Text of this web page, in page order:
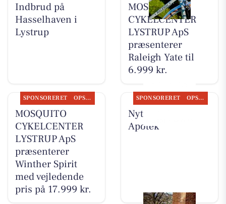
Indbrud på
Hasselhaven i
Lystrup
MOSQUITO
CYKELCENTER
LYSTRUP ApS
præsenterer
Raleigh Yate til
6.999 kr.
SPONSORERET OPSLAGSTAVLEN
MOSQUITO
CYKELCENTER
LYSTRUP ApS
præsenterer
Winther Spirit
med vejledende
pris på 17.999 kr.
SPONSORERET OPSLAGSTAVLEN
Nyt fra Lystrup
Apotek